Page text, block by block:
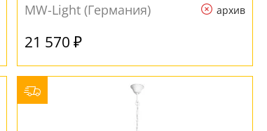
MW-Light (Германия)
архив
21 570 ₽